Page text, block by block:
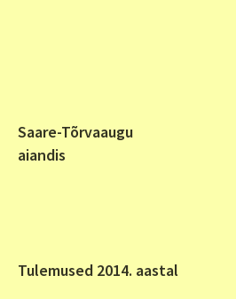
Saare-Tõrvaaugu
aiandis
Tulemused 2014. aastal